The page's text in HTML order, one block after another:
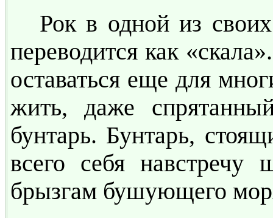
Рок в одной из
переводится как
оставаться еще для
жить, даже
бунтарь. Бунтарь,
всего себя навстречу
брызгам бушующего